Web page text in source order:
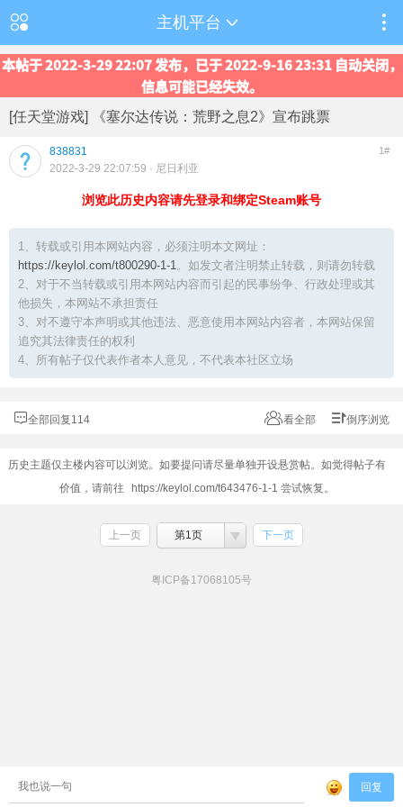
主机平台
本帖于 2022-3-29 22:07 发布，已于 2022-9-16 23:31 自动关闭，
信息可能已经失效。
[任天堂游戏] 《塞尔达传说：荒野之息2》宣布跳票
838831 1#
2022-3-29 22:07:59 · 尼日利亚
浏览此历史内容请先登录和绑定Steam账号
1、转载或引用本网站内容，必须注明本文网址：
https://keylol.com/t800290-1-1。如发文者注明禁止转载，则请勿转载
2、对于不当转载或引用本网站内容而引起的民事纷争、行政处理或其
他损失，本网站不承担责任
3、对不遵守本声明或其他违法、恶意使用本网站内容者，本网站保留
追究其法律责任的权利
4、所有帖子仅代表作者本人意见，不代表本社区立场
全部回复114 看全部 倒序浏览
历史主题仅主楼内容可以浏览。如要提问请尽量单独开设悬赏帖。如觉得帖子有
价值，请前往
https://keylol.com/t643476-1-1 尝试恢复。
上一页 第1页 下一页
粤ICP备17068105号